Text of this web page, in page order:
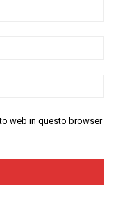
web in questo browser